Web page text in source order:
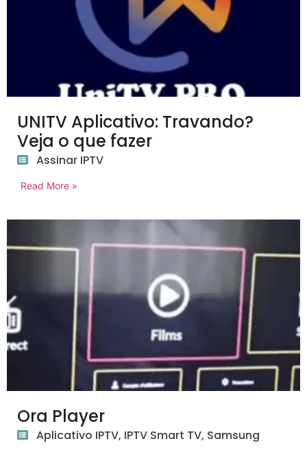
UNITV Aplicativo: Travando?
Veja o que fazer
Assinar IPTV
Read More »
Ora Player
Aplicativo IPTV, IPTV Smart TV, Samsung